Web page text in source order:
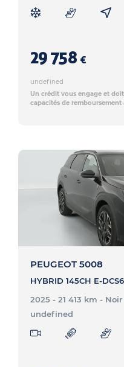
29 758 €
undefined
Un crédit vous engage et
capacités de remboursement
PEUGEOT 5008
2025 - 21 413 km - Noir
undefined